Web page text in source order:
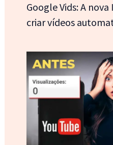
Google Vids: A
criar vídeos